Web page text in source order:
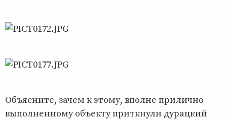
Объясните, зачем к этому, вполне прилично
выполненному объекту приткнули дурацкий